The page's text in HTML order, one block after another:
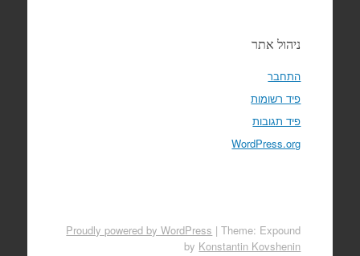
ניהול אתר
התחבר
פיד רשומות
פיד תגובות
WordPress.org
Proudly powered by WordPress |Theme: Expound
by Konstantin Kovshenin